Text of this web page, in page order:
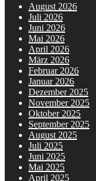
August 2026
Juli 2026
Juni 2026
Mai 2026
April 2026
März 2026
Februar 2026
Januar 2026
Dezember 2025
November 2025
Oktober 2025
September 2025
August 2025
Juli 2025
Juni 2025
Mai 2025
April 2025